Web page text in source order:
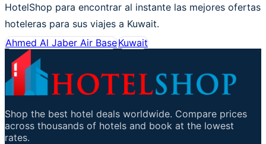
HotelShop para encontrar al instante las mejores ofertas
hoteleras para sus viajes a Kuwait.
Ahmed Al Jaber Air BaseKuwait
Shop the best hotel deals worldwide. Compare prices
across thousands of hotels and book at the lowest
rates.